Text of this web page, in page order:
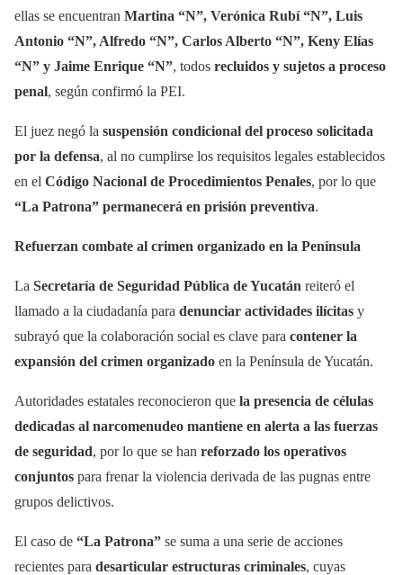
ellas se encuentran Martina “N”, Verónica Rubí “N”, Luis
Antonio “N”, Alfredo “N”, Carlos Alberto “N”, Keny Elías
“N” y Jaime Enrique “N”, todos recluidos y sujetos a proceso
penal, según confirmó la PEI.
El juez negó la suspensión condicional del proceso solicitada
por la defensa, al no cumplirse los requisitos legales establecidos
en el Código Nacional de Procedimientos Penales, por lo que
“La Patrona” permanecerá en prisión preventiva.
Refuerzan combate al crimen organizado en la Península
La Secretaría de Seguridad Pública de Yucatán reiteró el
llamado a la ciudadanía para denunciar actividades ilícitas y
subrayó que la colaboración social es clave para contener la
expansión del crimen organizado en la Península de Yucatán.
Autoridades estatales reconocieron que la presencia de células
dedicadas al narcomenudeo mantiene en alerta a las fuerzas
de seguridad, por lo que se han reforzado los operativos
conjuntos para frenar la violencia derivada de las pugnas entre
grupos delictivos.
El caso de “La Patrona” se suma a una serie de acciones
recientes para desarticular estructuras criminales, cuyas